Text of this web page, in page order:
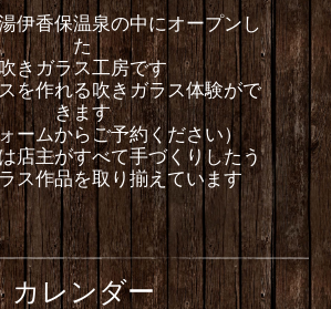
伊香保温泉の中にオープンし
た
きガラス工房です
を作れる吹きガラス体験がで
きます
ームからご予約ください）
店主がすべて手づくりしたう
ス作品を取り揃えています
カレンダー